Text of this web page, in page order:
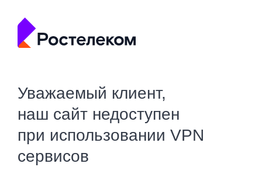
Уважаемый клиент,
наш сайт недоступен
при использовании VPN
сервисов